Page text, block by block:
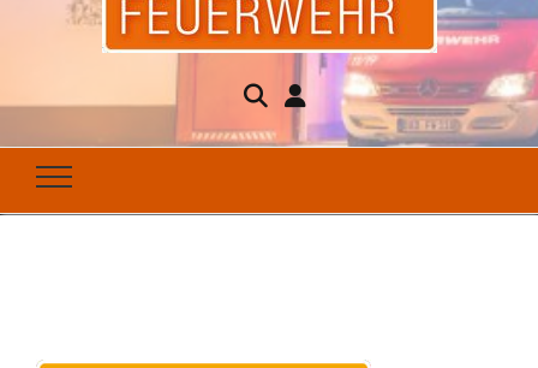
Steinbacher
Feuerwehr
Seit 1877 für Ihren Brandschutz da